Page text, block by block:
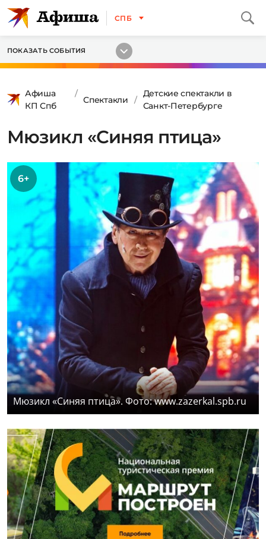
СПБ
ПОКАЗАТЬ СОБЫТИЯ
Афиша
КП Спб
Спектакли
Детские спектакли в
Санкт-Петербурге
Мюзикл «Синяя птица»
6+
Мюзикл «Синяя птица». Фото: www.zazerkal.spb.ru